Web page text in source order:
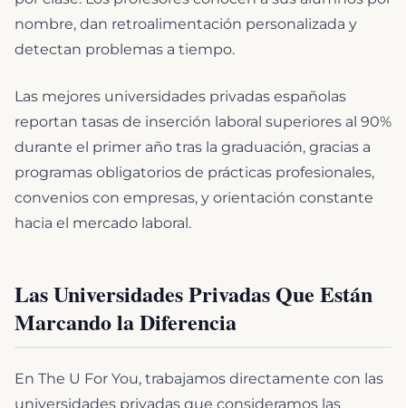
nombre, dan retroalimentación personalizada y
detectan problemas a tiempo.
Las mejores universidades privadas españolas
reportan tasas de inserción laboral superiores al 90%
durante el primer año tras la graduación, gracias a
programas obligatorios de prácticas profesionales,
convenios con empresas, y orientación constante
hacia el mercado laboral.
Las Universidades Privadas Que Están
Marcando la Diferencia
En The U For You, trabajamos directamente con las
universidades privadas que consideramos las